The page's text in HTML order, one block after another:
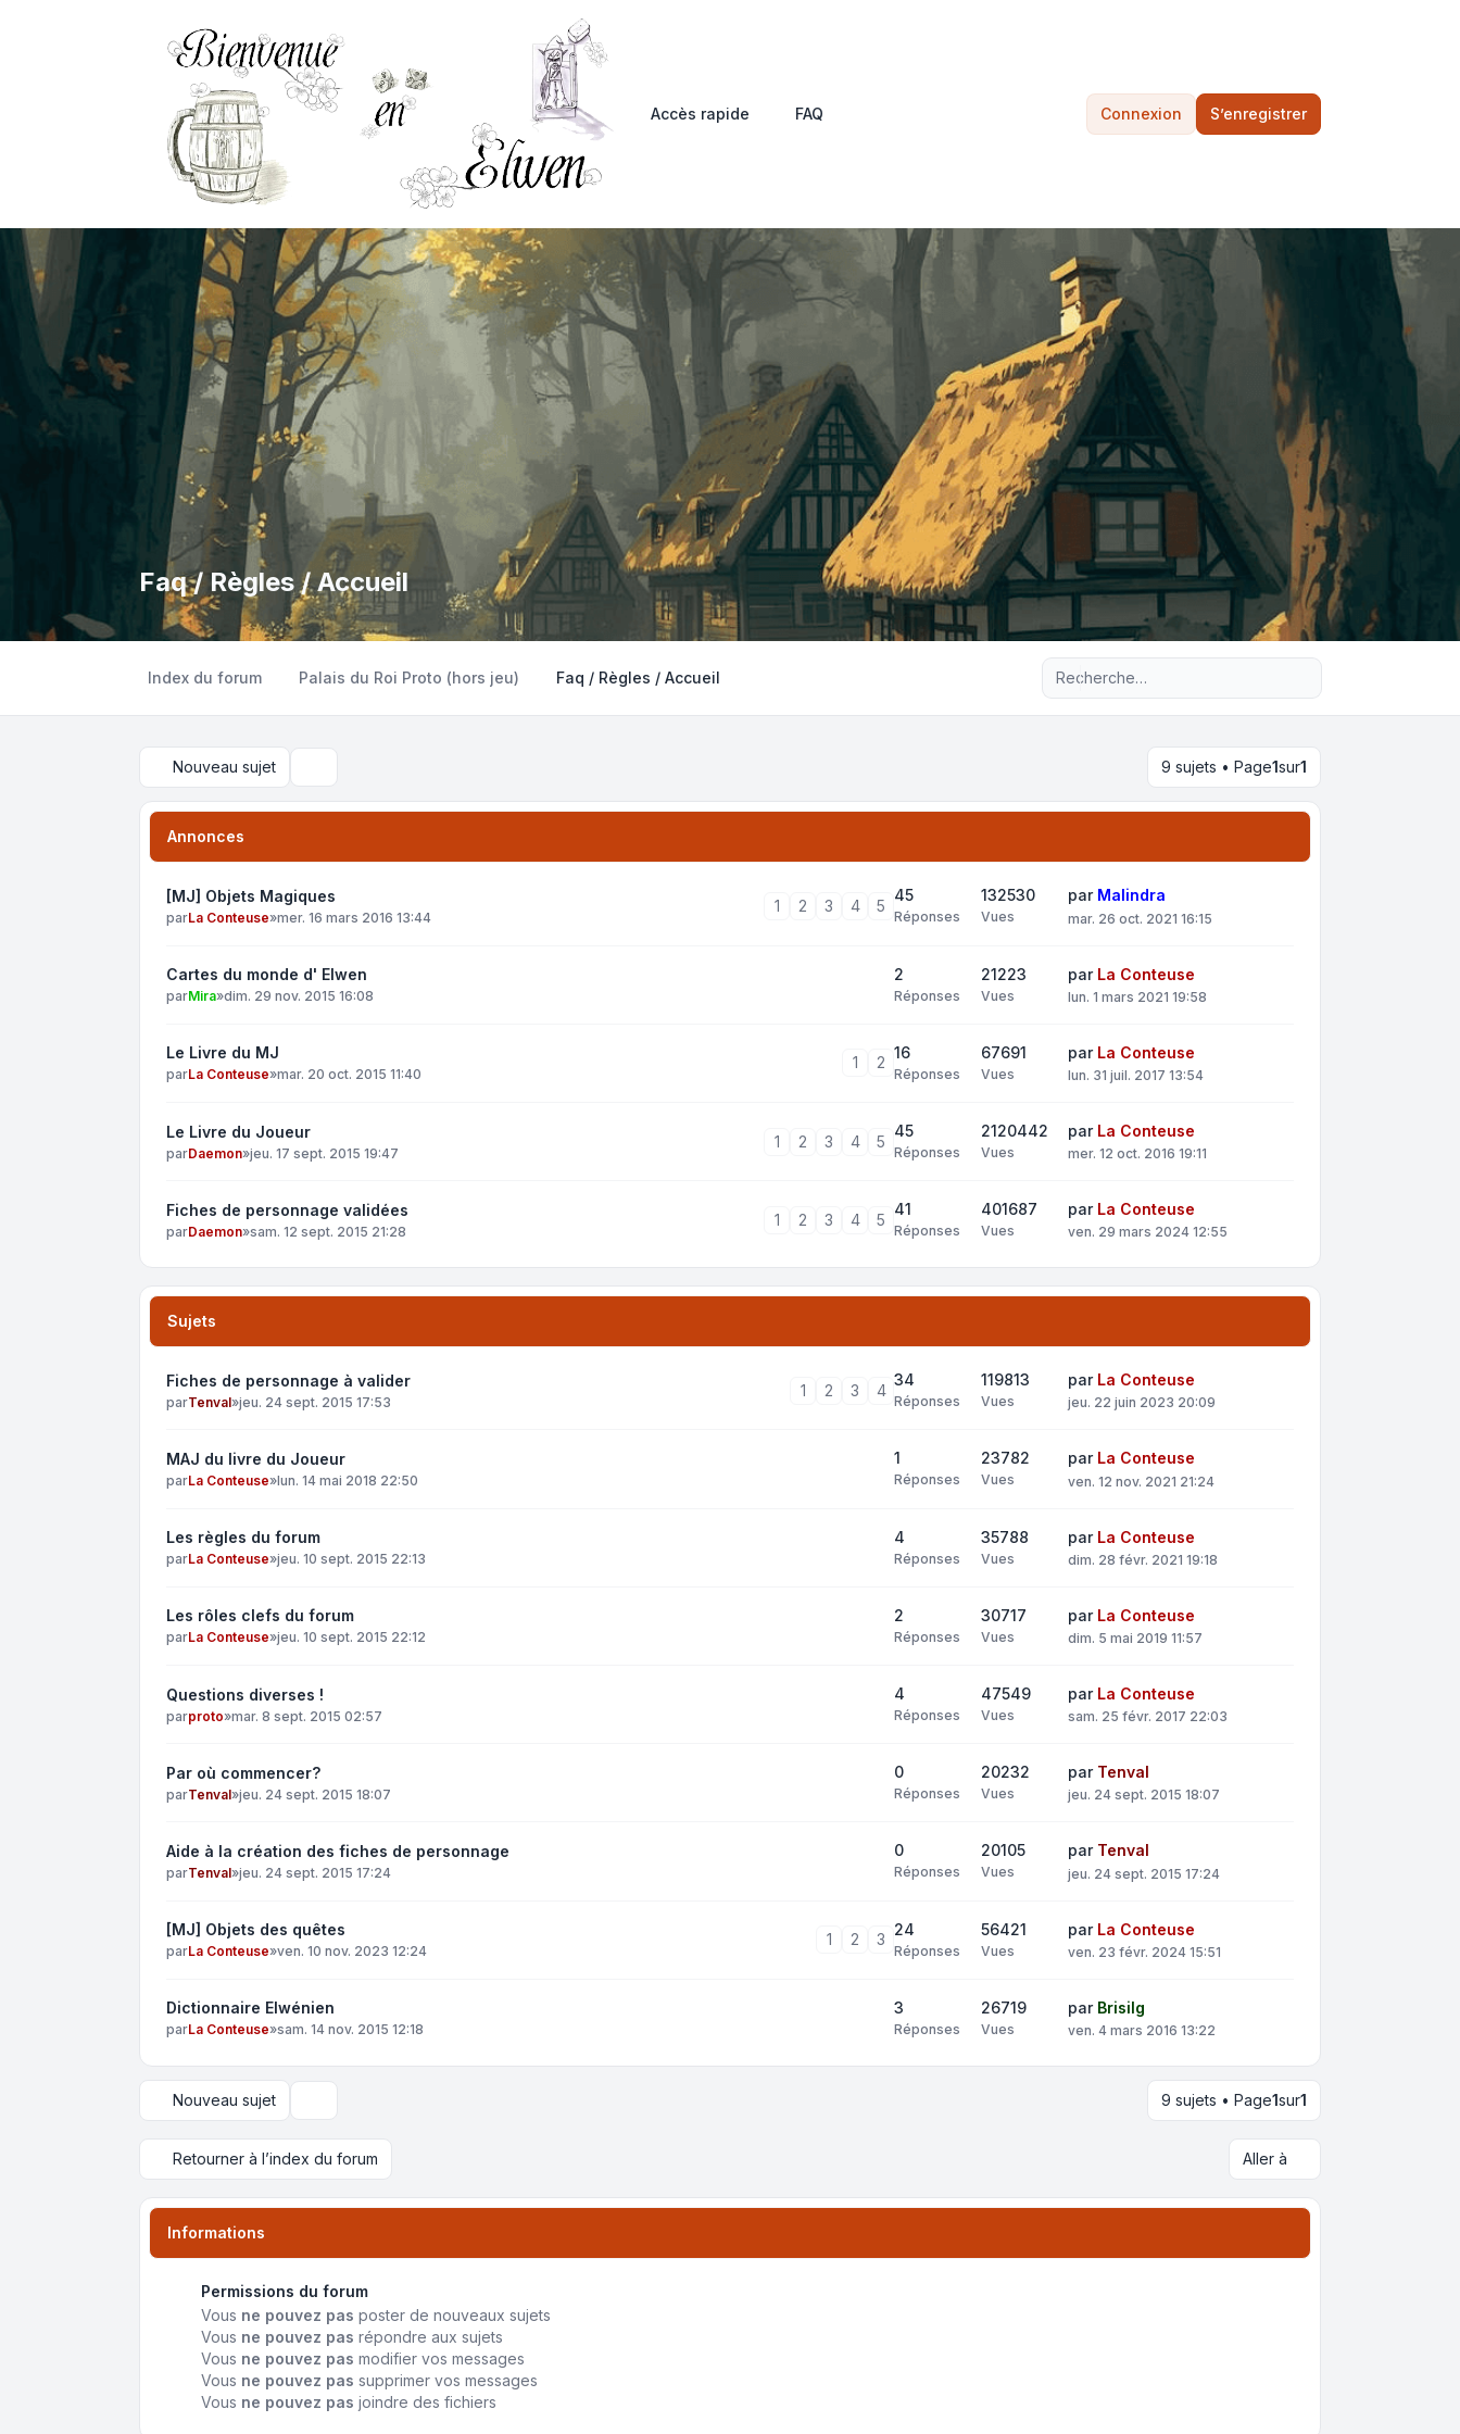
Accès rapide FAQ Connexion S’enregistrer
Faq / Règles / Accueil
Index du forum Palais du Roi Proto (hors jeu) Faq / Règles / Accueil Recherche avancée
Nouveau sujet 9 sujets • Page1sur1
Annonces
[MJ] Objets Magiques
parLa Conteuse»mer. 16 mars 2016 13:44
1 2 3 4 5
45
Réponses
132530
Vues
par Malindra
mar. 26 oct. 2021 16:15
Cartes du monde d' Elwen
parMira»dim. 29 nov. 2015 16:08
2
Réponses
21223
Vues
par La Conteuse
lun. 1 mars 2021 19:58
Le Livre du MJ
parLa Conteuse»mar. 20 oct. 2015 11:40
1 2
16
Réponses
67691
Vues
par La Conteuse
lun. 31 juil. 2017 13:54
Le Livre du Joueur
parDaemon»jeu. 17 sept. 2015 19:47
1 2 3 4 5
45
Réponses
2120442
Vues
par La Conteuse
mer. 12 oct. 2016 19:11
Fiches de personnage validées
parDaemon»sam. 12 sept. 2015 21:28
1 2 3 4 5
41
Réponses
401687
Vues
par La Conteuse
ven. 29 mars 2024 12:55
Sujets
Fiches de personnage à valider
parTenval»jeu. 24 sept. 2015 17:53
1 2 3 4
34
Réponses
119813
Vues
par La Conteuse
jeu. 22 juin 2023 20:09
MAJ du livre du Joueur
parLa Conteuse»lun. 14 mai 2018 22:50
1
Réponses
23782
Vues
par La Conteuse
ven. 12 nov. 2021 21:24
Les règles du forum
parLa Conteuse»jeu. 10 sept. 2015 22:13
4
Réponses
35788
Vues
par La Conteuse
dim. 28 févr. 2021 19:18
Les rôles clefs du forum
parLa Conteuse»jeu. 10 sept. 2015 22:12
2
Réponses
30717
Vues
par La Conteuse
dim. 5 mai 2019 11:57
Questions diverses !
parproto»mar. 8 sept. 2015 02:57
4
Réponses
47549
Vues
par La Conteuse
sam. 25 févr. 2017 22:03
Par où commencer?
parTenval»jeu. 24 sept. 2015 18:07
0
Réponses
20232
Vues
par Tenval
jeu. 24 sept. 2015 18:07
Aide à la création des fiches de personnage
parTenval»jeu. 24 sept. 2015 17:24
0
Réponses
20105
Vues
par Tenval
jeu. 24 sept. 2015 17:24
[MJ] Objets des quêtes
parLa Conteuse»ven. 10 nov. 2023 12:24
1 2 3
24
Réponses
56421
Vues
par La Conteuse
ven. 23 févr. 2024 15:51
Dictionnaire Elwénien
parLa Conteuse»sam. 14 nov. 2015 12:18
3
Réponses
26719
Vues
par Brisilg
ven. 4 mars 2016 13:22
Nouveau sujet 9 sujets • Page1sur1
Retourner à l’index du forum Aller à
Informations
Permissions du forum
Vous ne pouvez pas poster de nouveaux sujets
Vous ne pouvez pas répondre aux sujets
Vous ne pouvez pas modifier vos messages
Vous ne pouvez pas supprimer vos messages
Vous ne pouvez pas joindre des fichiers